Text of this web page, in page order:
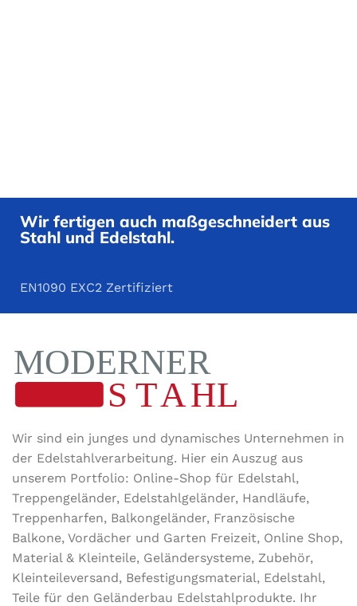
Wir fertigen auch maßgeschneidert aus
Stahl und Edelstahl.
EN1090 EXC2 Zertifiziert
Wir sind ein junges und dynamisches Unternehmen in
der Edel­stahl­ver­arbeitung. Hier ein Auszug aus
unserem Portfolio: Online-Shop für Edelstahl,
Treppengeländer, Edelstahlgeländer, Handläufe,
Treppenharfen, Balkongeländer, Französische
Balkone, Vordächer und Garten Freizeit, Online Shop,
Material & Kleinteile, Geländersysteme, Zubehör,
Kleinteileversand, Befestigungsmaterial, Edelstahl,
Teile für den Geländerbau Edelstahlprodukte. Ihr